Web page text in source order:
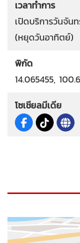
เวลาทำการ
เปิดบริการวันจัน
(หยุดวันอาทิตย์)
พิกัด
14.065455,
โซเชียลมีเดีย